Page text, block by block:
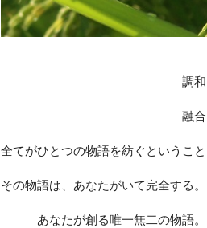
調和
融合
全てがひとつの物語を紡ぐということ
その物語は、あなたがいて完全する。
あなたが創る唯一無二の物語。